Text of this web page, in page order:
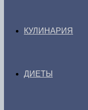
КУЛИНАРИЯ
ДИЕТЫ